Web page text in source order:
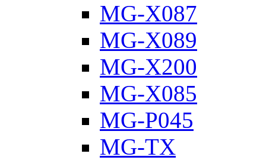
MG-X087
MG-X089
MG-X200
MG-X085
MG-P045
MG-TX